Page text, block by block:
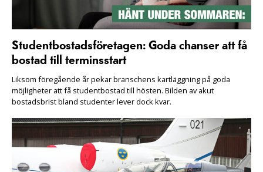
Studentbostadsföretagen: Goda chanser att få
bostad till terminsstart
Liksom föregående år pekar branschens kartläggning på goda
möjligheter att få studentbostad till hösten. Bilden av akut
bostadsbrist bland studenter lever dock kvar.